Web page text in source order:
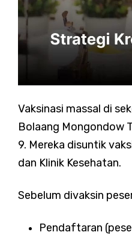
Vaksinasi massal di
Bolaang Mongondow
9. Mereka disuntik
dan Klinik Kesehatan.
Sebelum divaksin
Pendaftaran